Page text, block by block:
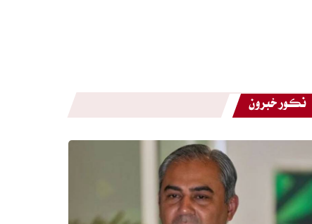
نڪور خبرون